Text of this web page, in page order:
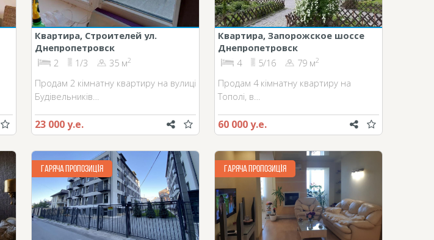
Квартира, Строителей ул.
Днепропетровск
2
1/3 35 м2
Продам 2 кімнатну квартиру на вулиці
Будівельників…
23 000 у.е.
Квартира, Запорожское шоссе
Днепропетровск
4
5/16 79 м2
Продам 4 кімнатну квартиру на
Тополі, в…
60 000 у.е.
ГАРЯЧА ПРОПОЗИЦІЯ ГАРЯЧА ПРОПОЗИЦІЯ